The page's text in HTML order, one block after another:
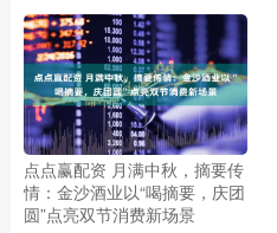
点点赢配资 月满中秋，摘要传
情：金沙酒业以“喝摘要，庆团
圆”点亮双节消费新场景